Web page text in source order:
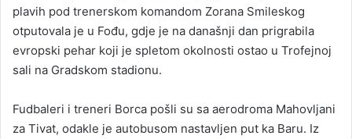
plavih pod trenerskom komandom Zorana Smileskog
otputovala je u Fođu, gdje je na današnji dan prigrabila
evropski pehar koji je spletom okolnosti ostao u Trofejnoj
sali na Gradskom stadionu.
Fudbaleri i treneri Borca pošli su sa aerodroma Mahovljani
za Tivat, odakle je autobusom nastavljen put ka Baru. Iz